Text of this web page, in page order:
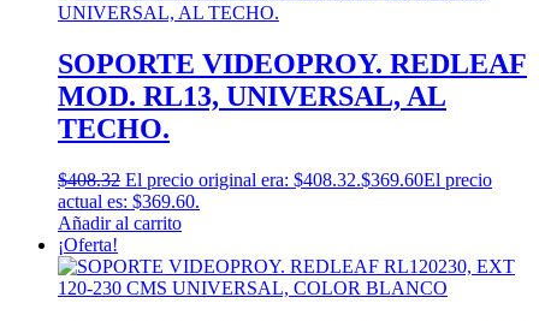
SOPORTE VIDEOPROY. REDLEAF
MOD. RL13, UNIVERSAL, AL
TECHO.
$408.32 El precio original era: $408.32.$369.60El precio
actual es: $369.60.
Añadir al carrito
¡Oferta!